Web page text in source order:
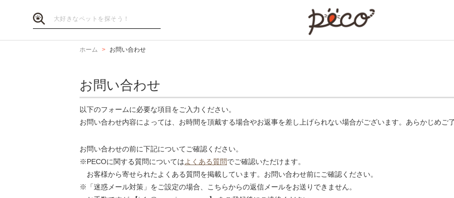
ホーム お問い合わせ
お問い合わせ
以下のフォームに必要な項目をご入力ください。
お問い合わせ内容によっては、お時間を頂戴する場合やお返事を差し上げられない場合がございます。あらかじめご
お問い合わせの前に下記についてご確認ください。
※PECOに関する質問についてはよくある質問でご確認いただけます。
お客様から寄せられたよくある質問を掲載しています。お問い合わせ前にご確認ください。
※「迷惑メール対策」をご設定の場合、こちらからの返信メールをお送りできません。